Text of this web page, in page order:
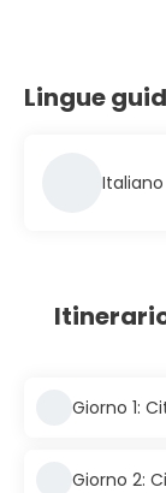
Lingue
Italiano
Giorno 1:
Giorno 2: